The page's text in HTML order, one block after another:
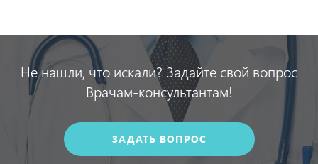
Не нашли, что искали? Задайте свой вопрос
Врачам-консультантам!
ЗАДАТЬ ВОПРОС